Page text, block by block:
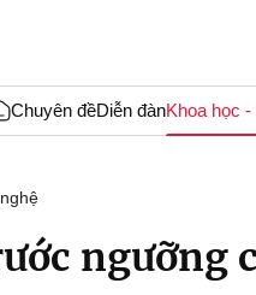
Chuyên đềDiễn đànKhoa học -
ngưỡng